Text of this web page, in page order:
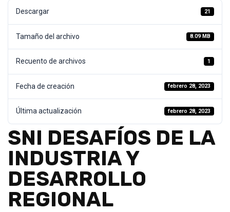
Descargar 21
Tamaño del archivo 8.09 MB
Recuento de archivos 1
Fecha de creación febrero 28, 2023
Última actualización febrero 28, 2023
SNI DESAFÍOS DE LA
INDUSTRIA Y
DESARROLLO
REGIONAL